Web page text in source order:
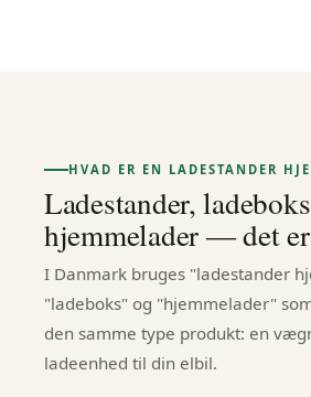
HVAD ER EN LADESTANDER
Ladestander,
hjemmelader — det
I Danmark bruges "ladestander
"ladeboks" og "hjemmelader"
den samme type produkt: en
ladeenhed til din elbil.